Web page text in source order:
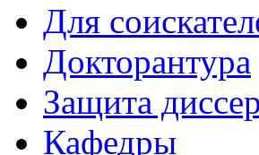
Для
Докторантура
Защита
Кафедры